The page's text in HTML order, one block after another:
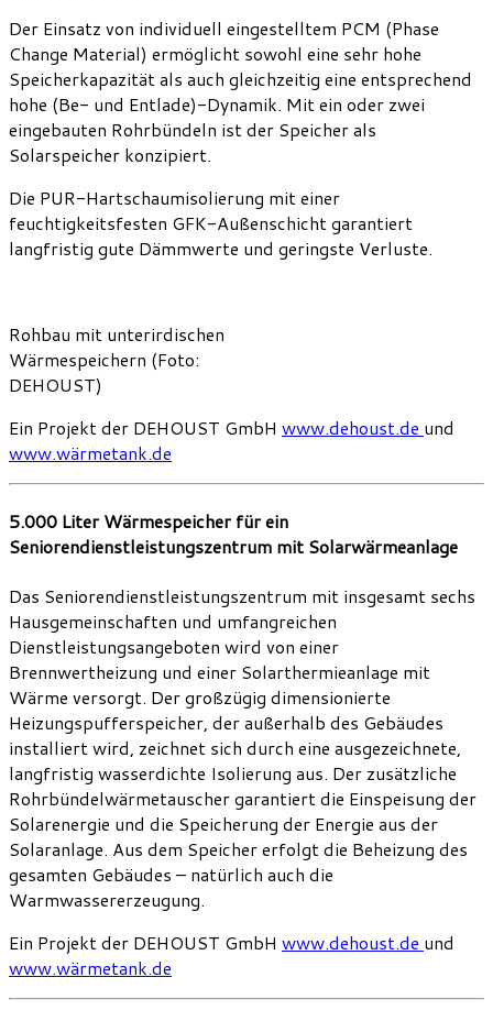
Der Einsatz von individuell eingestelltem PCM (Phase
Change Material) ermöglicht sowohl eine sehr hohe
Speicherkapazität als auch gleichzeitig eine entsprechend
hohe (Be- und Entlade)-Dynamik. Mit ein oder zwei
eingebauten Rohrbündeln ist der Speicher als
Solarspeicher konzipiert.
Die PUR-Hartschaumisolierung mit einer
feuchtigkeitsfesten GFK-Außenschicht garantiert
langfristig gute Dämmwerte und geringste Verluste.
Rohbau mit unterirdischen
Wärmespeichern (Foto:
DEHOUST)
Ein Projekt der DEHOUST GmbH www.dehoust.de und
www.wärmetank.de
5.000 Liter Wärmespeicher für ein
Seniorendienstleistungszentrum mit Solarwärmeanlage
Das Seniorendienstleistungszentrum mit insgesamt sechs
Hausgemeinschaften und umfangreichen
Dienstleistungsangeboten wird von einer
Brennwertheizung und einer Solarthermieanlage mit
Wärme versorgt. Der großzügig dimensionierte
Heizungspufferspeicher, der außerhalb des Gebäudes
installiert wird, zeichnet sich durch eine ausgezeichnete,
langfristig wasserdichte Isolierung aus. Der zusätzliche
Rohrbündelwärmetauscher garantiert die Einspeisung der
Solarenergie und die Speicherung der Energie aus der
Solaranlage. Aus dem Speicher erfolgt die Beheizung des
gesamten Gebäudes – natürlich auch die
Warmwassererzeugung.
Ein Projekt der DEHOUST GmbH www.dehoust.de und
www.wärmetank.de